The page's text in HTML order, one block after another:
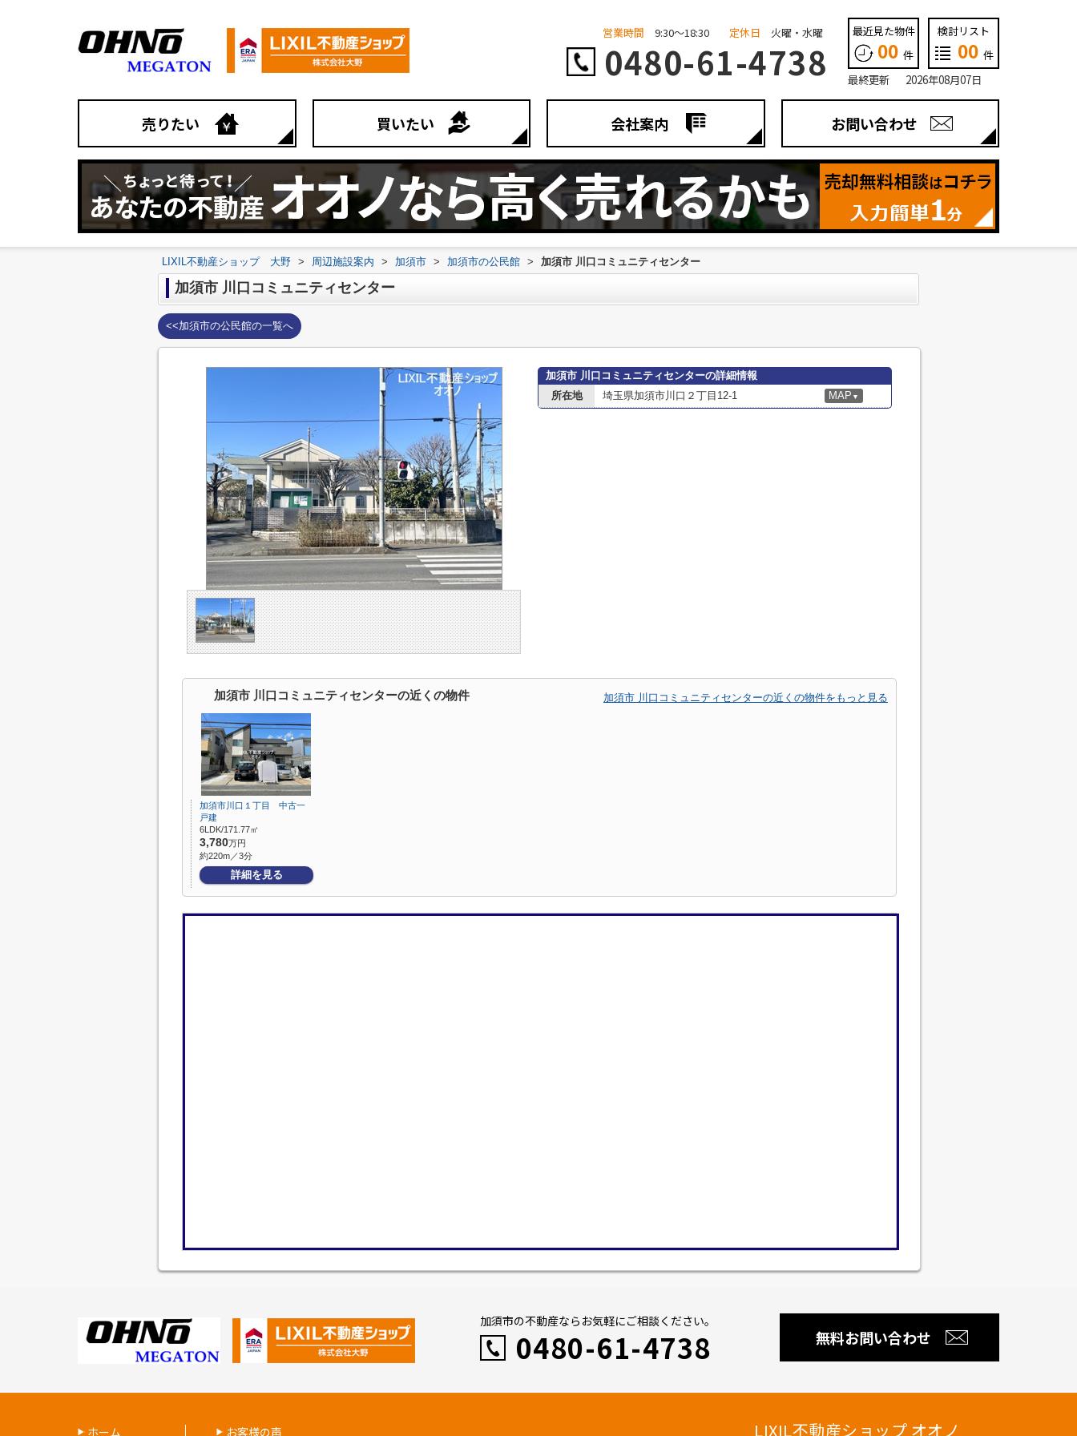
営業時間 9:30～18:30 定休日 火曜・水曜
0480-61-4738
最近見た物件
00 件
検討リスト
00 件
最終更新 2026年08月07日
売りたい 買いたい 会社案内 お問い合わせ
LIXIL不動産ショップ 大野 > 周辺施設案内 > 加須市 > 加須市の公民館 > 加須市 川口コミュニティセンター
加須市 川口コミュニティセンター
<<加須市の公民館の一覧へ
加須市 川口コミュニティセンターの詳細情報
所在地
埼玉県加須市川口２丁目12-1 MAP ▼
加須市 川口コミュニティセンターの近くの物件 加須市 川口コミュニティセンターの近くの物件をもっと見る
加須市川口１丁目 中古一
戸建
6LDK/171.77㎡
3,780万円
約220m／3分
詳細を見る
加須市の不動産ならお気軽にご相談ください。
0480-61-4738 無料お問い合わせ
ホーム お客様の声 LIXIL不動産ショップ オオノ